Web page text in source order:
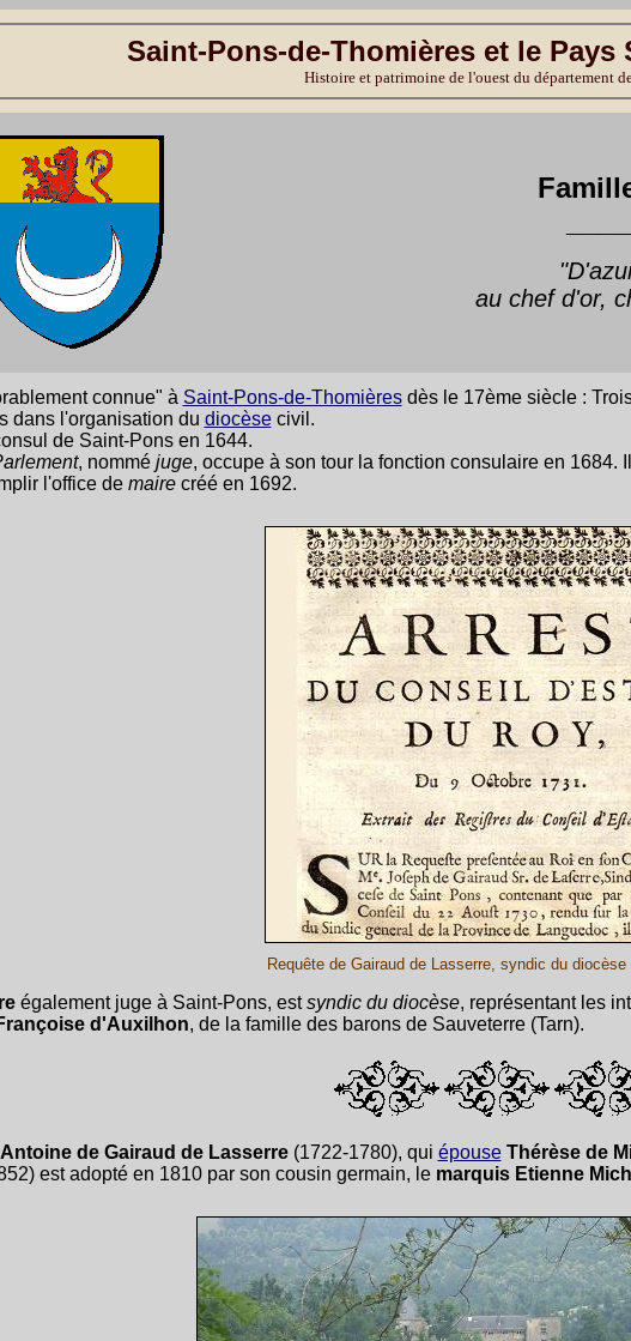
Saint-Pons-de-Thomières et le Pays
Histoire et patrimoine de l'ouest du département
au chef d'or,
connue" à Saint-Pons-de-Thomièresdès le 17ème siècle :
dans l'organisation du diocèsecivil.
de Saint-Pons en 1644.
, nommé juge, occupe à son tour la fonction consulaire en 1684.
l'office de mairecréé en 1692.
Requête de Gairaud de Lasserre, syndic du
également juge à Saint-Pons, estsyndic du diocèse, représentant les
d'Auxilhon, de la famille des barons de Sauveterre (Tarn).
de Gairaud de Lasserre(1722-1780), qui épouse Thérèse de
est adopté en 1810 par son cousin germain, le marquis Etienne